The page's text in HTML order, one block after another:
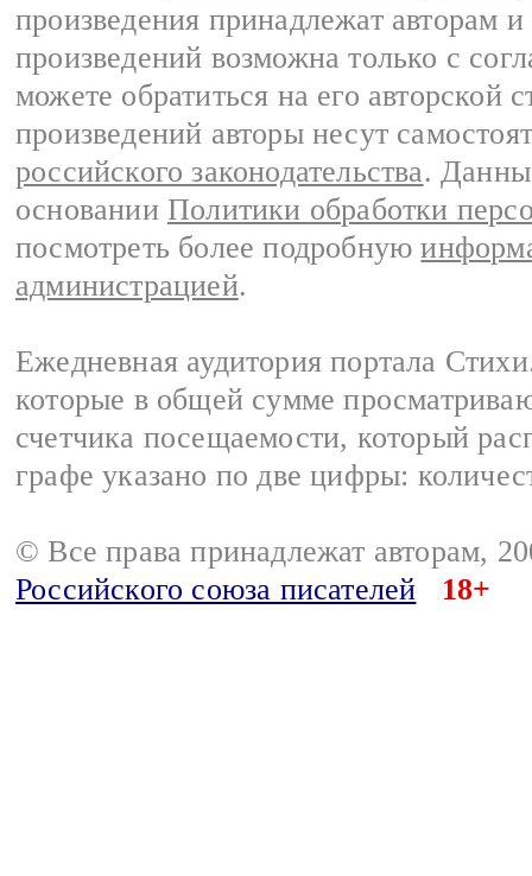
произведения принадлежат авторам
произведений возможна только с
можете обратиться на его авторской
произведений авторы несут
российского законодательства.
основании Политики обработки
посмотреть более подробную
администрацией.
Ежедневная аудитория портала
которые в общей сумме
счетчика посещаемости, который
графе указано по две цифры:
© Все права принадлежат авторам,
Российского союза писателей
18+